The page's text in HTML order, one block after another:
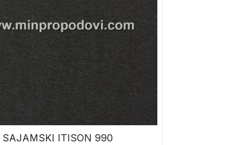
SAJAMSKI ITISON 990